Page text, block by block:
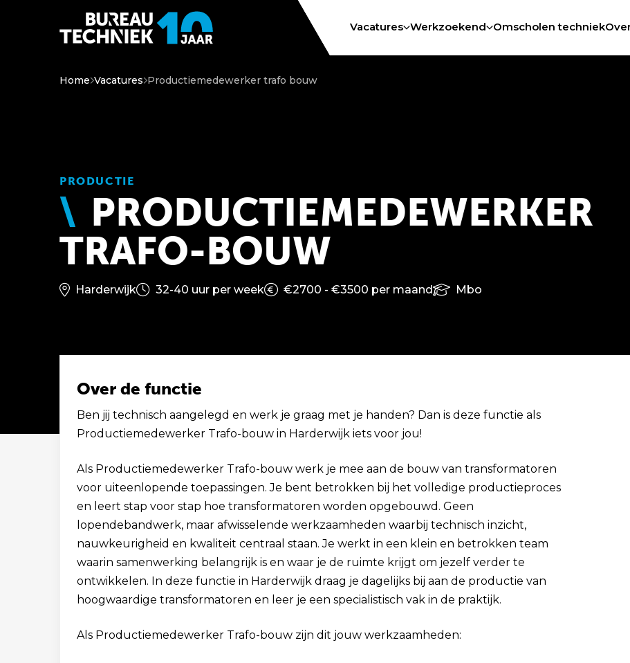
Vacatures Werkzoekend Omscholen techniek
Home Vacatures Productiemedewerker trafo bouw
PRODUCTIE
PRODUCTIEMEDEWERKER
TRAFO-BOUW
Harderwijk 32-40 uur per week €2700 - €3500 per maand Mbo
Solliciteer binnen 1 minuut
Over de functie
Ben jij technisch aangelegd en werk je graag met je handen? Dan is deze functie als
Productiemedewerker Trafo-bouw in Harderwijk iets voor jou!
Als Productiemedewerker Trafo-bouw werk je mee aan de bouw van transformatoren
voor uiteenlopende toepassingen. Je bent betrokken bij het volledige productieproces
en leert stap voor stap hoe transformatoren worden opgebouwd. Geen
lopendebandwerk, maar afwisselende werkzaamheden waarbij technisch inzicht,
nauwkeurigheid en kwaliteit centraal staan. Je werkt in een klein en betrokken team
waarin samenwerking belangrijk is en waar je de ruimte krijgt om jezelf verder te
ontwikkelen. In deze functie in Harderwijk draag je dagelijks bij aan de productie van
hoogwaardige transformatoren en leer je een specialistisch vak in de praktijk.
Als Productiemedewerker Trafo-bouw zijn dit jouw werkzaamheden: